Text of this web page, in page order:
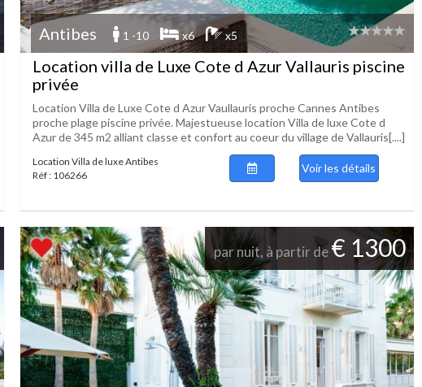
Antibes 1 -10 x6 x5
Location villa de Luxe Cote d Azur Vallauris piscine
privée
Location Villa de Luxe Cote d Azur Vaullauris proche Cannes Antibes
proche plage piscine privée. Majestueuse location Villa de luxe Cote d
Azur de 345 m2 alliant classe et confort au coeur du village de Vallauris[....]
Location Villa de luxe Antibes
Réf : 106266
Voir les détails
par nuit, à partir de€ 1300